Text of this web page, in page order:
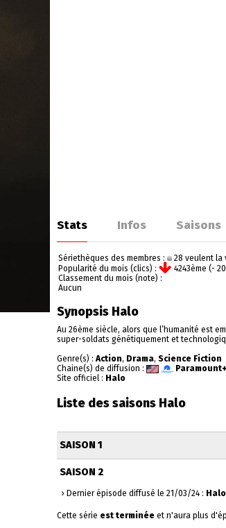
Stats Infos Saisons
Sériethèques des membres : 28 veulent la
Popularité du mois (clics) :
4243ème (-
Classement du mois (note) :
Aucun
Synopsis Halo
Au 26ème siècle, alors que l’humanité est
super-soldats génétiquement et
Genre(s) :Action, Drama, Science Fiction
Chaine(s) de diffusion :
Paramount+
Site officiel : Halo
Liste des saisons Halo
SAISON 1
SAISON 2
› Dernier épisode diffusé le 21/03/24 :
Cette série est terminée et n'aura plus